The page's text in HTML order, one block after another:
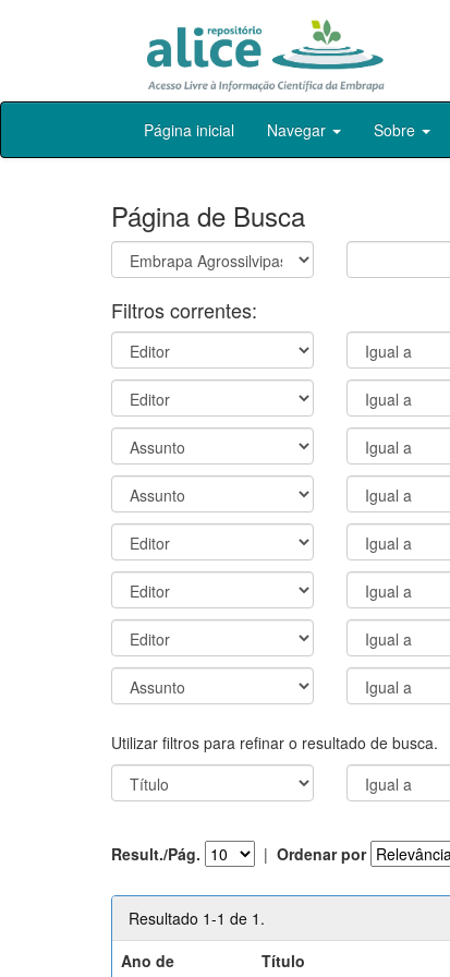
Skip
Página inicial Navegar Sobre
Página de Busca
Filtros correntes:
Utilizar filtros para refinar o resultado de busca.
Result./Pág. | Ordenar por
Resultado 1-1 de 1.
Ano de
Título